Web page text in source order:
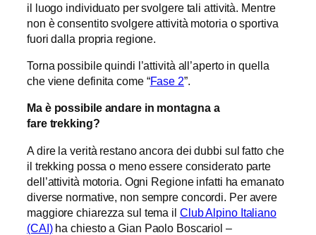
il luogo individuato per svolgere tali attività. Mentre
non è consentito svolgere attività motoria o sportiva
fuori dalla propria regione.
Torna possibile quindi l’attività all’aperto in quella
che viene definita come “Fase 2”.
Ma è possibile andare in montagna a
fare trekking?
A dire la verità restano ancora dei dubbi sul fatto che
il trekking possa o meno essere considerato parte
dell’attività motoria. Ogni Regione infatti ha emanato
diverse normative, non sempre concordi. Per avere
maggiore chiarezza sul tema il Club Alpino Italiano
(CAI)ha chiesto a Gian Paolo Boscariol –